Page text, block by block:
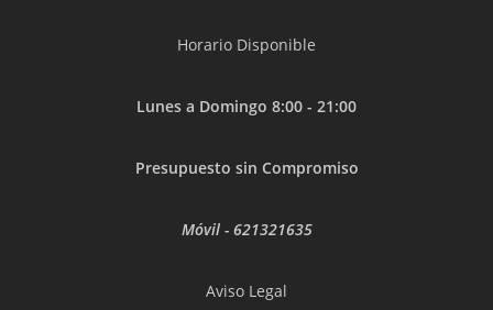
Horario Disponible
Lunes a Domingo 8:00 - 21:00
Presupuesto sin Compromiso
Móvil - 621321635
Aviso Legal